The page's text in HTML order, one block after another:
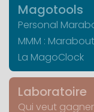
Magotools
Personal
MMM :
La MagoClock
Laboratoire
Qui veut